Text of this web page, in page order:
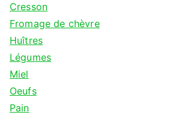
Cresson
Fromage de chèvre
Huîtres
Légumes
Miel
Oeufs
Pain